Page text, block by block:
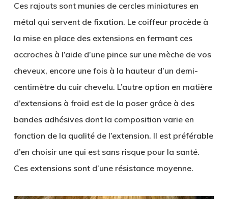
Ces rajouts sont munies de cercles miniatures en
métal qui servent de fixation. Le coiffeur procède à
la mise en place des extensions en fermant ces
accroches à l’aide d’une pince sur une mèche de vos
cheveux, encore une fois à la hauteur d’un demi-
centimètre du cuir chevelu. L’autre option en matière
d’extensions à froid est de la poser grâce à des
bandes adhésives dont la composition varie en
fonction de la qualité de l’extension. Il est préférable
d’en choisir une qui est sans risque pour la santé.
Ces extensions sont d’une résistance moyenne.